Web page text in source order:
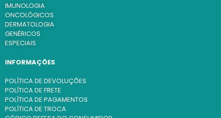
IMUNOLOGIA
ONCOLÓGICOS
DERMATOLOGIA
GENÉRICOS
ESPECIAIS
INFORMAÇÕES
POLÍTICA DE DEVOLUÇÕES
POLÍTICA DE FRETE
POLÍTICA DE PAGAMENTOS
POLÍTICA DE TROCA